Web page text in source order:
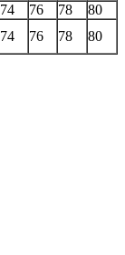
74 76 78
80
74 76 78
80